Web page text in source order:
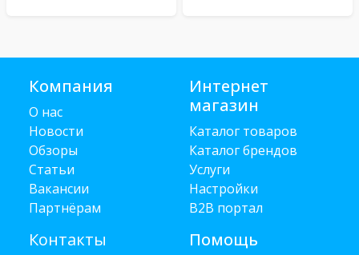
Компания
О нас
Новости
Обзоры
Статьи
Вакансии
Партнёрам
Контакты
Интернет
магазин
Каталог товаров
Каталог брендов
Услуги
Настройки
B2B портал
Помощь